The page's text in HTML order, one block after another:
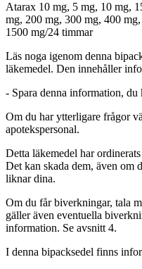
Atarax 10 mg, 5 mg, 10 mg,
mg, 200 mg, 300 mg, 400
1500 mg/24 timmar
Läs noga igenom denna
läkemedel. Den innehåller
- Spara denna information, du
Om du har ytterligare frågor
apotekspersonal.
Detta läkemedel har
Det kan skada dem, även om
liknar dina.
Om du får biverkningar, tala
gäller även eventuella
information. Se avsnitt 4.
I denna bipacksedel finns